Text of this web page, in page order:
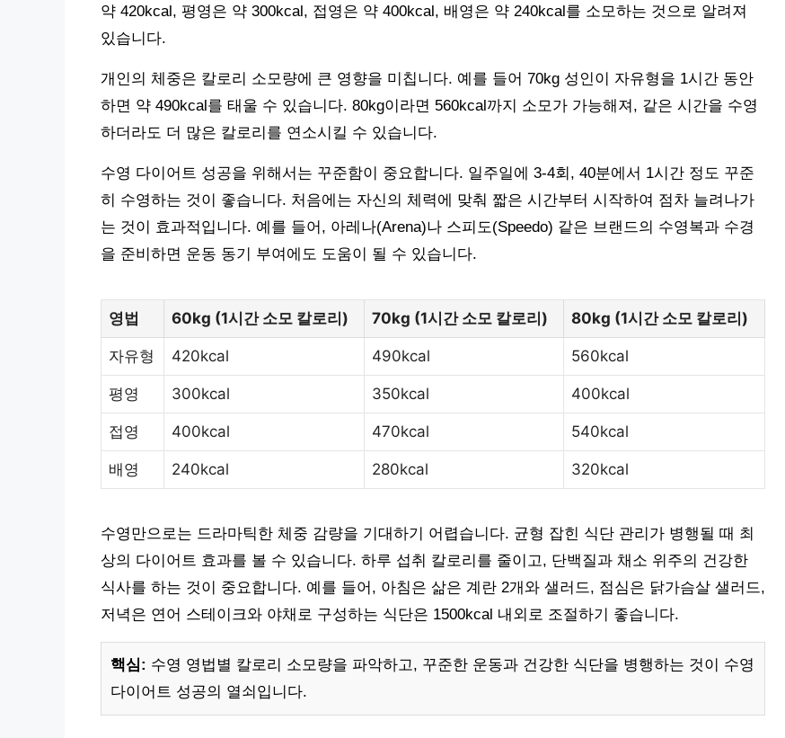
약 420kcal, 평영은 약 300kcal, 접영은 약 400kcal, 배영은 약 240kcal를 소모하는 것으로 알려져
있습니다.
개인의 체중은 칼로리 소모량에 큰 영향을 미칩니다. 예를 들어 70kg 성인이 자유형을 1시간 동안
하면 약 490kcal를 태울 수 있습니다. 80kg이라면 560kcal까지 소모가 가능해져, 같은 시간을 수영
하더라도 더 많은 칼로리를 연소시킬 수 있습니다.
수영 다이어트 성공을 위해서는 꾸준함이 중요합니다. 일주일에 3-4회, 40분에서 1시간 정도 꾸준
히 수영하는 것이 좋습니다. 처음에는 자신의 체력에 맞춰 짧은 시간부터 시작하여 점차 늘려나가
는 것이 효과적입니다. 예를 들어, 아레나(Arena)나 스피도(Speedo) 같은 브랜드의 수영복과 수경
을 준비하면 운동 동기 부여에도 도움이 될 수 있습니다.
영법 60kg (1시간 소모 칼로리) 70kg (1시간 소모 칼로리) 80kg (1시간 소모 칼로리)
자유형 420kcal 490kcal 560kcal
평영 300kcal 350kcal 400kcal
접영 400kcal 470kcal 540kcal
배영 240kcal 280kcal 320kcal
수영만으로는 드라마틱한 체중 감량을 기대하기 어렵습니다. 균형 잡힌 식단 관리가 병행될 때 최
상의 다이어트 효과를 볼 수 있습니다. 하루 섭취 칼로리를 줄이고, 단백질과 채소 위주의 건강한
식사를 하는 것이 중요합니다. 예를 들어, 아침은 삶은 계란 2개와 샐러드, 점심은 닭가슴살 샐러드,
저녁은 연어 스테이크와 야채로 구성하는 식단은 1500kcal 내외로 조절하기 좋습니다.
핵심: 수영 영법별 칼로리 소모량을 파악하고, 꾸준한 운동과 건강한 식단을 병행하는 것이 수영
다이어트 성공의 열쇠입니다.